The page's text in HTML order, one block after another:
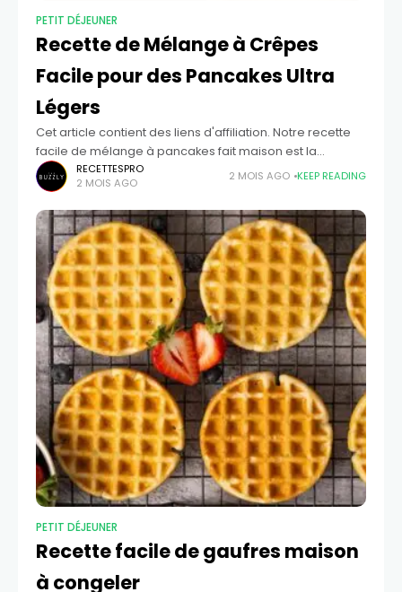
PETIT DÉJEUNER
Recette de Mélange à Crêpes
Facile pour des Pancakes Ultra
Légers
Cet article contient des liens d'affiliation. Notre recette
facile de mélange à pancakes fait maison est la
meilleure chose à avoir sur votre étagère de cuisine. Elle
se compose d'ingrédients
RECETTESPRO
2 MOIS AGO
2 MOIS AGO KEEP READING
PETIT DÉJEUNER
Recette facile de gaufres maison
à congeler